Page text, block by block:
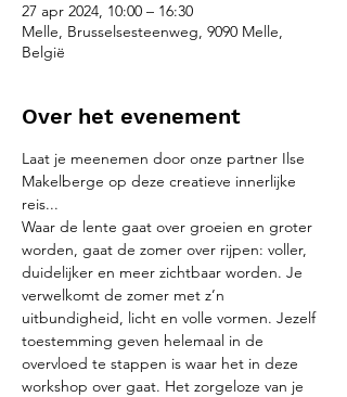
27 apr 2024, 10:00 – 16:30
Melle, Brusselsesteenweg, 9090 Melle,
België
Over het evenement
Laat je meenemen door onze partner Ilse
Makelberge op deze creatieve innerlijke
reis...
Waar de lente gaat over groeien en groter
worden, gaat de zomer over rijpen: voller,
duidelijker en meer zichtbaar worden. Je
verwelkomt de zomer met z’n
uitbundigheid, licht en volle vormen. Jezelf
toestemming geven helemaal in de
overvloed te stappen is waar het in deze
workshop over gaat. Het zorgeloze van je